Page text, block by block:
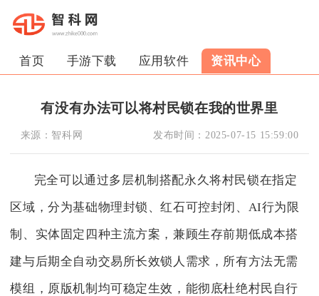
首页 手游下载 应用软件 资讯中心
有没有办法可以将村民锁在我的世界里
来源： 智科网 发布时间： 2025-07-15 15:59:00
完全可以通过多层机制搭配永久将村民锁在指定
区域，分为基础物理封锁、红石可控封闭、AI行为限
制、实体固定四种主流方案，兼顾生存前期低成本搭
建与后期全自动交易所长效锁人需求，所有方法无需
模组，原版机制均可稳定生效，能彻底杜绝村民自行